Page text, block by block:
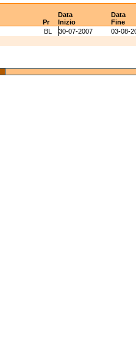
Data
Data
Pr Inizio
Fine
BL 30-07-2007 03-08-